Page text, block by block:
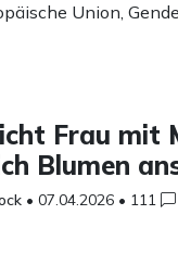
Union,
Frau mit
Blumen
• 07.04.2026 • 111